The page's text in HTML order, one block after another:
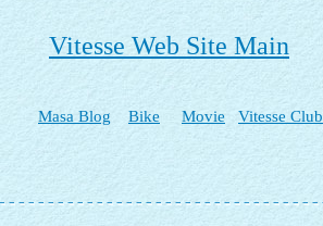
Vitesse Web Site Main
Masa Blog Bike Movie Vitesse Club